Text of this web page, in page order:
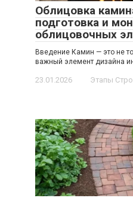
Облицовка
подготовка и
облицовочных
Введение Камин — это не
важный элемент дизайна
23.01.2026 Этапы